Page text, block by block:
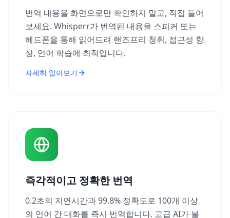
번역 내용을 화면으로만 확인하지 말고, 직접 들어
보세요. Whisperr가 번역된 내용을 스피커 또는
헤드폰을 통해 읽어드려 핸즈프리 청취, 접근성 향
상, 언어 학습에 최적입니다.
자세히 알아보기
즉각적이고 정확한 번역
0.2초의 지연시간과 99.8% 정확도로 100개 이상
의 언어 간 대화를 즉시 번역합니다. 고급 AI가 불